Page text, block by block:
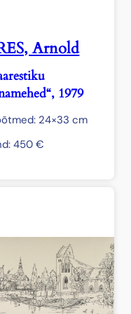
Arnold
1979
24×33 cm
450€